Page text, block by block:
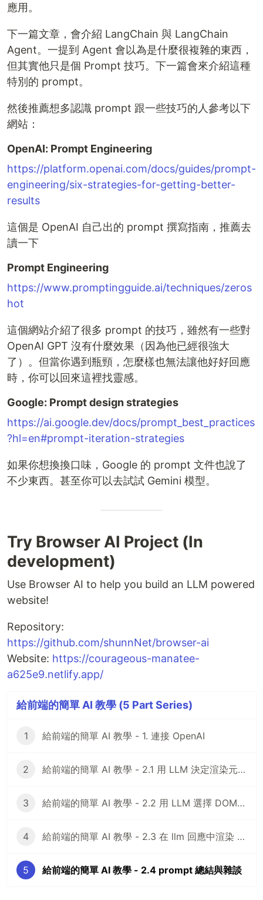
應用。
下一篇文章，會介紹 LangChain 與 LangChain
Agent。一提到 Agent 會以為是什麼很複雜的東西，
但其實他只是個 Prompt 技巧。下一篇會來介紹這種
特別的 prompt。
然後推薦想多認識 prompt 跟一些技巧的人參考以下
網站：
OpenAI: Prompt Engineering
https://platform.openai.com/docs/guides/prompt-
engineering/six-strategies-for-getting-better-
results
這個是 OpenAI 自己出的 prompt 撰寫指南，推薦去
讀一下
Prompt Engineering
https://www.promptingguide.ai/techniques/zeros
hot
這個網站介紹了很多 prompt 的技巧，雖然有一些對
OpenAI GPT 沒有什麼效果（因為他已經很強大
了）。但當你遇到瓶頸，怎麼樣也無法讓他好好回應
時，你可以回來這裡找靈感。
Google: Prompt design strategies
https://ai.google.dev/docs/prompt_best_practices
?hl=en#prompt-iteration-strategies
如果你想換換口味，Google 的 prompt 文件也說了
不少東西。甚至你可以去試試 Gemini 模型。
Try Browser AI Project (In
development)
Use Browser AI to help you build an LLM powered
website!
Repository:
https://github.com/shunnNet/browser-ai
Website: https://courageous-manatee-
a625e9.netlify.app/
給前端的簡單 AI 教學 (5 Part Series)
1 給前端的簡單 AI 教學 - 1. 連接 OpenAI
2 給前端的簡單 AI 教學 - 2.1 用 LLM 決定渲染元素
3 給前端的簡單 AI 教學 - 2.2 用 LLM 選擇 DOM 元素
4 給前端的簡單 AI 教學 - 2.3 在 llm 回應中渲染 custom component
5 給前端的簡單 AI 教學 - 2.4 prompt 總結與雜談